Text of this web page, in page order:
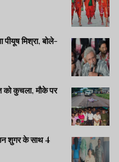
मिश्रा, बोले-
को कुचला, मौके पर
शुगर के साथ 4